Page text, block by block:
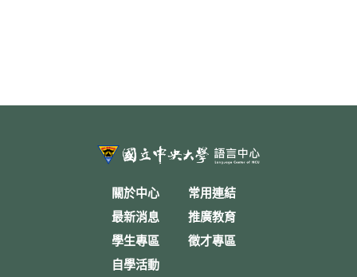
關於中心
最新消息
學生專區
自學活動
常用連結
推廣教育
徵才專區